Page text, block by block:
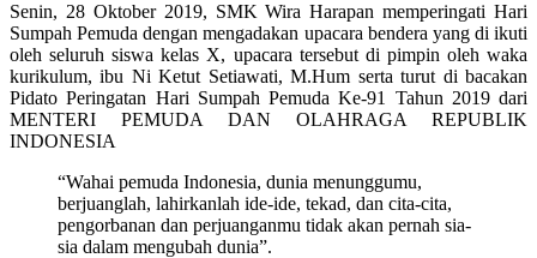
Senin, 28 Oktober 2019, SMK Wira Harapan memperingati Hari
Sumpah Pemuda dengan mengadakan upacara bendera yang di ikuti
oleh seluruh siswa kelas X, upacara tersebut di pimpin oleh waka
kurikulum, ibu Ni Ketut Setiawati, M.Hum serta turut di bacakan
Pidato Peringatan Hari Sumpah Pemuda Ke-91 Tahun 2019 dari
MENTERI PEMUDA DAN OLAHRAGA REPUBLIK
INDONESIA
“Wahai pemuda Indonesia, dunia menunggumu,
berjuanglah, lahirkanlah ide-ide, tekad, dan cita-cita,
pengorbanan dan perjuanganmu tidak akan pernah sia-
sia dalam mengubah dunia”.